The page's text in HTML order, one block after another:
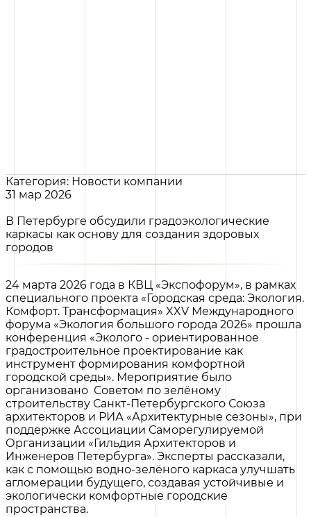
Категория: Новости компании
31 мар 2026
В Петербурге обсудили градоэкологические
каркасы как основу для создания здоровых
городов
24 марта 2026 года в КВЦ «Экспофорум», в рамках
специального проекта «Городская среда: Экология.
Комфорт. Трансформация» XXV Международного
форума «Экология большого города 2026» прошла
конференция «Эколого - ориентированное
градостроительное проектирование как
инструмент формирования комфортной
городской среды». Мероприятие было
организовано Советом по зелёному
строительству Санкт-Петербургского Союза
архитекторов и РИА «Архитектурные сезоны», при
поддержке Ассоциации Саморегулируемой
Организации «Гильдия Архитекторов и
Инженеров Петербурга». Эксперты рассказали,
как с помощью водно-зелёного каркаса улучшать
агломерации будущего, создавая устойчивые и
экологически комфортные городские
пространства.